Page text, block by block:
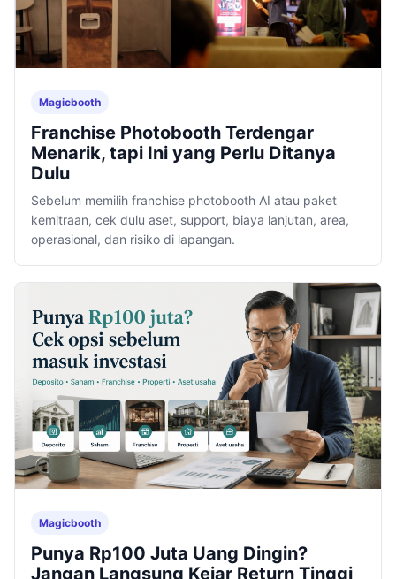
Magicbooth
Franchise Photobooth Terdengar
Menarik, tapi Ini yang Perlu Ditanya
Dulu
Sebelum memilih franchise photobooth AI atau paket
kemitraan, cek dulu aset, support, biaya lanjutan, area,
operasional, dan risiko di lapangan.
Magicbooth
Punya Rp100 Juta Uang Dingin?
Jangan Langsung Kejar Return Tinggi